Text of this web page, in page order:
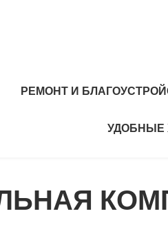
РЕМОНТ И
УДОБНЫЕ